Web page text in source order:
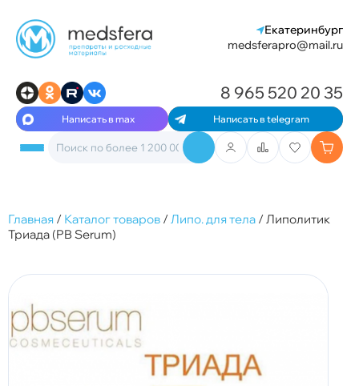
Екатеринбург
medsferapro@mail.ru
Написать в max Написать в telegram
8 965 520 20 35
Главная / Каталог товаров /Липо. для тела /Липолитик
Триада (PB Serum)